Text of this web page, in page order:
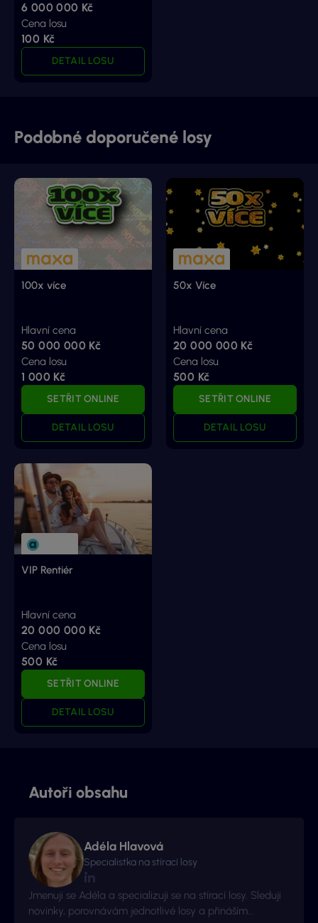
6 000 000 Kč
Cena losu
100 Kč
DETAIL LOSU
Podobné doporučené losy
100x více
Hlavní cena
50 000 000 Kč
Cena losu
1 000 Kč
SETŘIT ONLINE
DETAIL LOSU
50x Více
Hlavní cena
20 000 000 Kč
Cena losu
500 Kč
SETŘIT ONLINE
DETAIL LOSU
VIP Rentiér
Hlavní cena
20 000 000 Kč
Cena losu
500 Kč
SETŘIT ONLINE
DETAIL LOSU
Autoři obsahu
Adéla Hlavová
Specialistka na stírací losy
Jmenuji se Adéla a specializuji se na stírací losy. Sleduji
novinky, porovnávám jednotlivé losy a přináším